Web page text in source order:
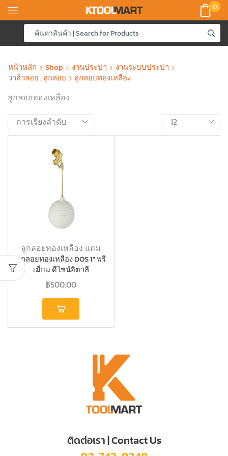
0
หน้าหลัก Shop งานประปา
งานระบบประปา
วาล์วลอย , ลูกลอย
ลูกลอยทองเหลือง
ลูกลอยทองเหลือง
ลูกลอยทองเหลือง แถม
ลูกลอยทองเหลือง DOS 1″ พรี
เมี่ยม ดีไซน์อิตาลี
฿500.00
ติดต่อเรา | Contact Us